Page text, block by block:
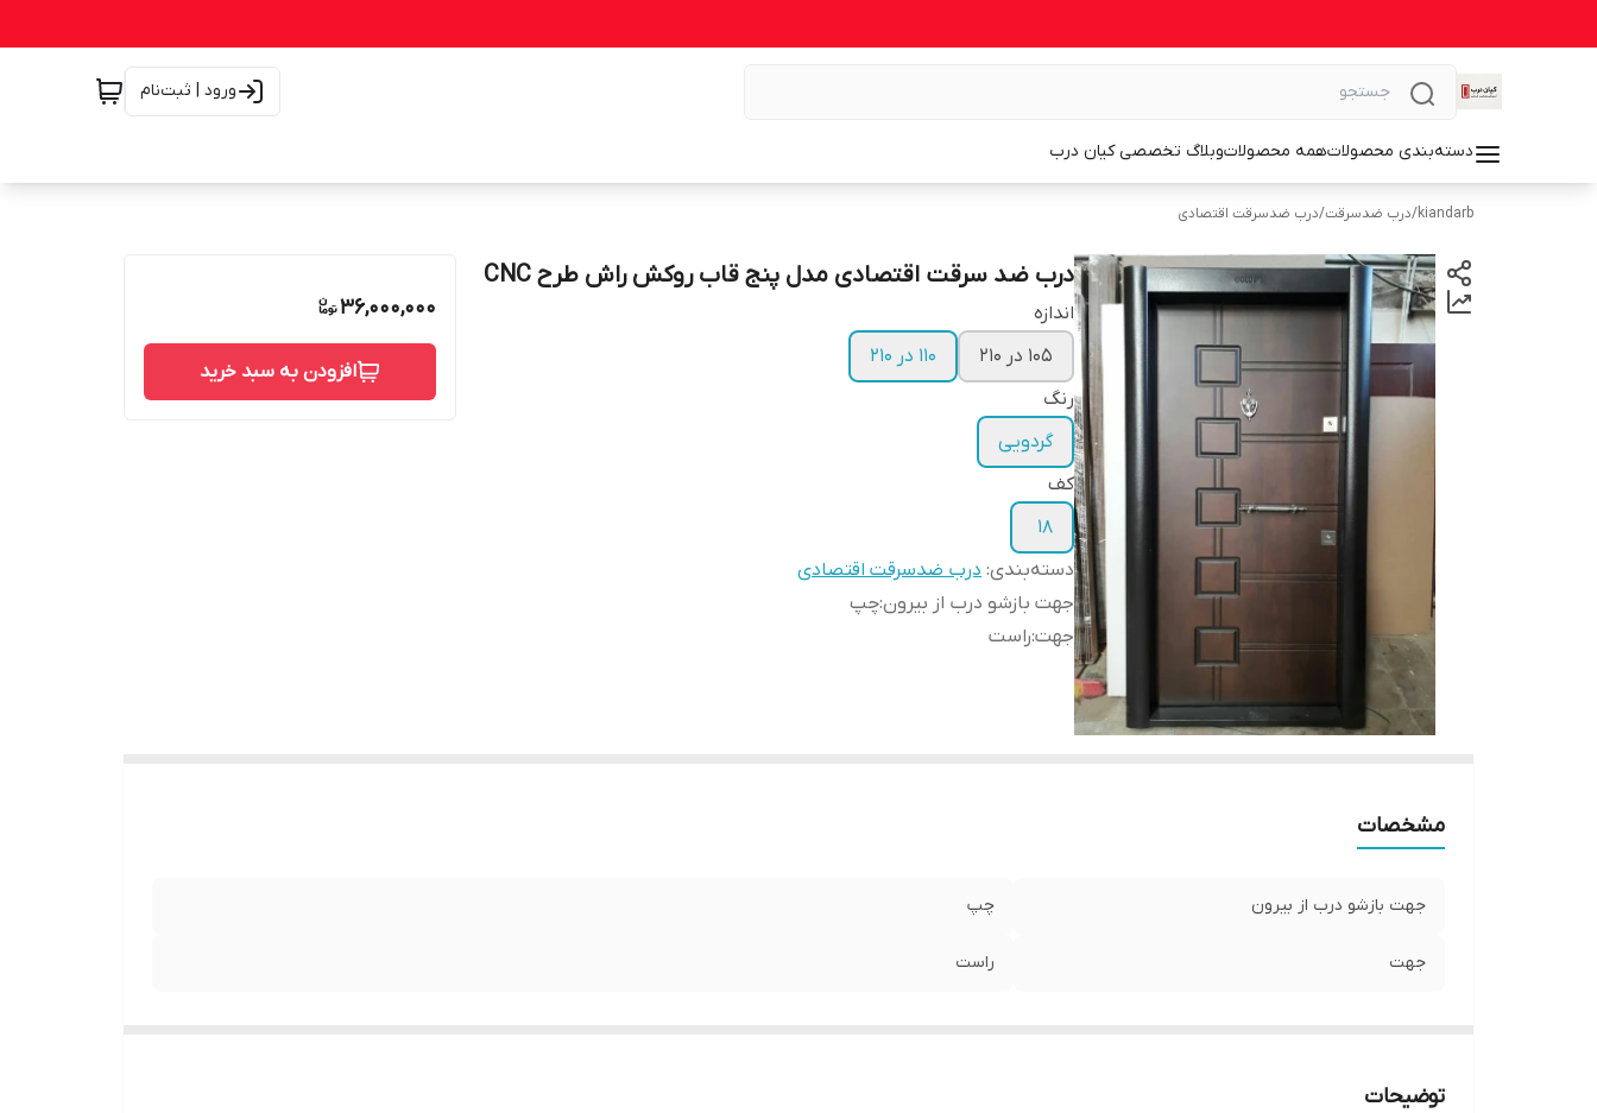
ورود | ثبت‌نام
دسته‌بندی محصولاتهمه محصولاتوبلاگ تخصصی کیان درب
kiandarb
/درب ضدسرقت/درب ضدسرقت اقتصادی
درب ضد سرقت اقتصادی مدل پنج قاب روکش راش طرح CNC
اندازه
105 در 210
110 در 210
رنگ
گردویی
کف
18
دسته‌بندی: درب ضدسرقت اقتصادی
جهت بازشو درب از بیرون:چپ
جهت:راست
36,000,000
افزودن به سبد خرید
مشخصات
جهت بازشو درب از بیرون چپ
جهت راست
توضیحات